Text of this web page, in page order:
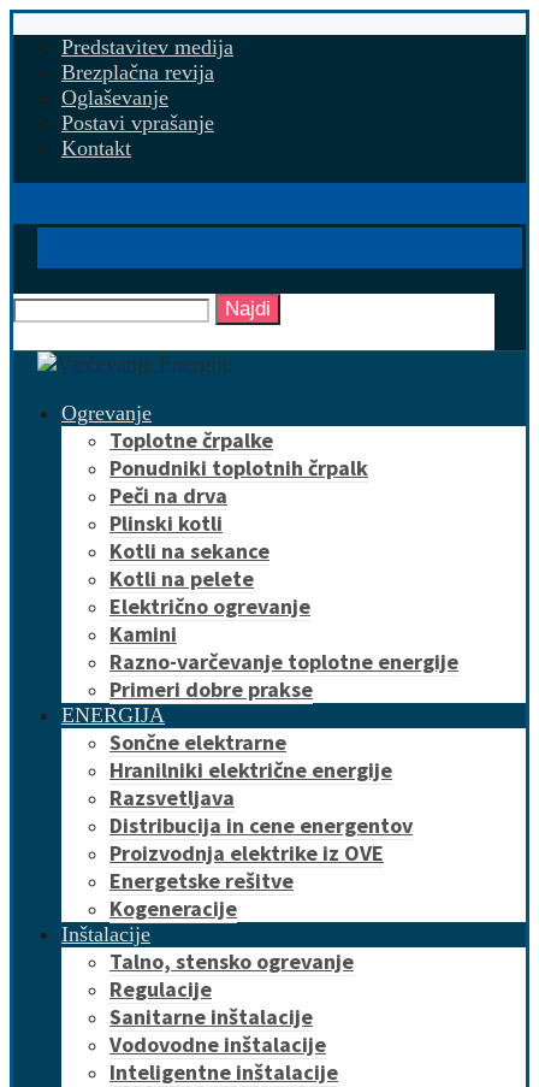
Predstavitev medija
Brezplačna revija
Oglaševanje
Postavi vprašanje
Kontakt
Najdi
Ogrevanje
Toplotne črpalke
Ponudniki toplotnih črpalk
Peči na drva
Plinski kotli
Kotli na sekance
Kotli na pelete
Električno ogrevanje
Kamini
Razno-varčevanje toplotne energije
Primeri dobre prakse
ENERGIJA
Sončne elektrarne
Hranilniki električne energije
Razsvetljava
Distribucija in cene energentov
Proizvodnja elektrike iz OVE
Energetske rešitve
Kogeneracije
Inštalacije
Talno, stensko ogrevanje
Regulacije
Sanitarne inštalacije
Vodovodne inštalacije
Inteligentne inštalacije